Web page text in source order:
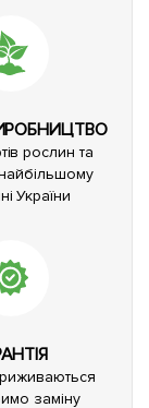
рослин та
України
заміну